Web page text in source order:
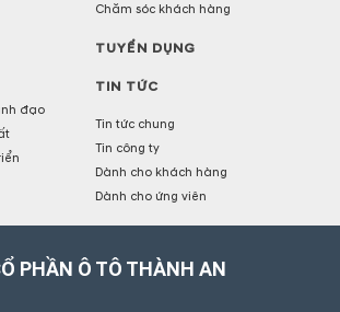
Chăm sóc khách hàng
đạo
TUYỂN DỤNG
TIN TỨC
Tin tức chung
Tin công ty
Dành cho khách hàng
Dành cho ứng viên
PHẦN Ô TÔ THÀNH AN